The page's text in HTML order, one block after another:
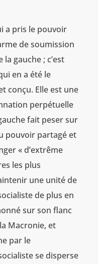
a pris le pouvoir
de soumission
gauche ; c’est
en a été le
conçu. Elle est une
perpétuelle
fait peser sur
pouvoir partagé et
« d’extrême
les plus
une unité de
de plus en
sur son flanc
Macronie, et
par le
se disperse